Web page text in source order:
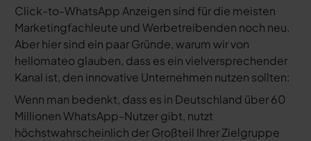
Click-to-WhatsApp Anzeigen sind für die meisten
Marketingfachleute und Werbetreibenden noch neu.
Aber hier sind ein paar Gründe, warum wir von
hellomateo glauben, dass es ein vielversprechender
Kanal ist, den innovative Unternehmen nutzen sollten:
Wenn man bedenkt, dass es in Deutschland über 60
Millionen WhatsApp-Nutzer gibt, nutzt
höchstwahrscheinlich der Großteil Ihrer Zielgruppe